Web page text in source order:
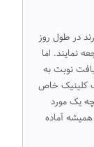
در طول روز
نمایند. اما
نوبت به
کلینیک خاص
یک مورد
آماده